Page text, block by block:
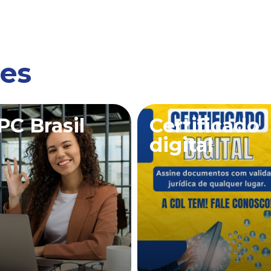
Brasil
Certificado
digital